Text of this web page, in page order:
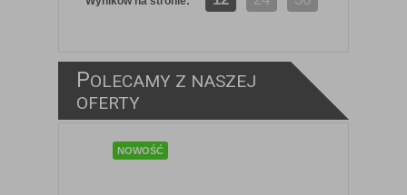
POLECAMY Z NASZEJ
OFERTY
ZOBACZ SZCZEGÓŁY
NOWOŚĆ